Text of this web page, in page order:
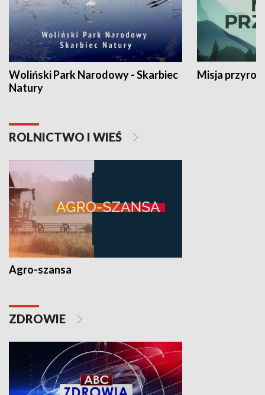
Woliński Park Narodowy - Skarbiec
Natury
Misja
ROLNICTWO I WIEŚ
Agro-szansa
ZDROWIE